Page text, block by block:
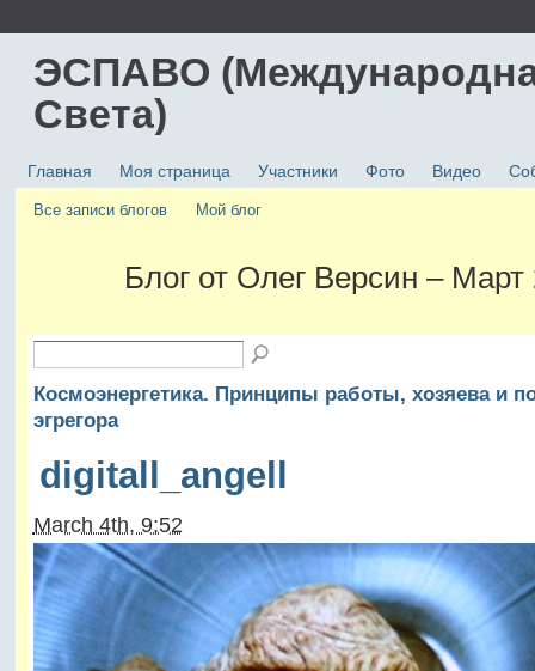
ЭСПАВО
Света)
Главная Моя страница Участники Фото Видео
Все записи блогов Мой блог
Блог от Олег Версин –
Космоэнергетика. Принципы работы, хозяева и
эгрегора
digitall_angell
March 4th, 9:52